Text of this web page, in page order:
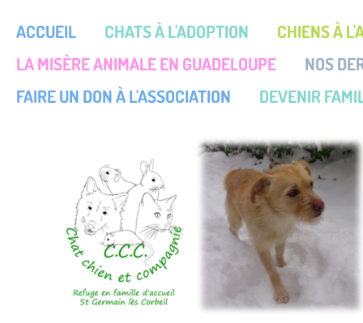
ACCUEIL CHATS À L'ADOPTION
CHIENS À
LA MISÈRE ANIMALE EN GUADELOUPE
NOS
FAIRE UN DON À L'ASSOCIATION
DEVENIR